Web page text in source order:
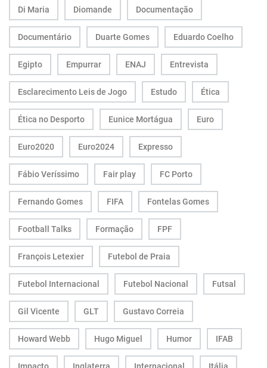
Di Maria Diomande Documentação
Documentário Duarte Gomes Eduardo Coelho
Egipto Empurrar ENAJ Entrevista
Esclarecimento Leis de Jogo Estudo Ética
Ética no Desporto Eunice Mortágua Euro
Euro2020 Euro2024 Expresso
Fábio Veríssimo Fair play FC Porto
Fernando Gomes FIFA Fontelas Gomes
Football Talks Formação FPF
François Letexier Futebol de Praia
Futebol Internacional Futebol Nacional Futsal
Gil Vicente GLT Gustavo Correia
Howard Webb Hugo Miguel Humor IFAB